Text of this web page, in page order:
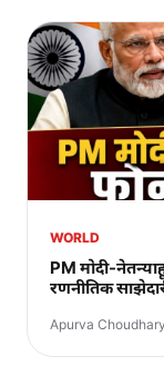
WORLD
PM मोदी-
रणनीतिक
Apurva Choudhary